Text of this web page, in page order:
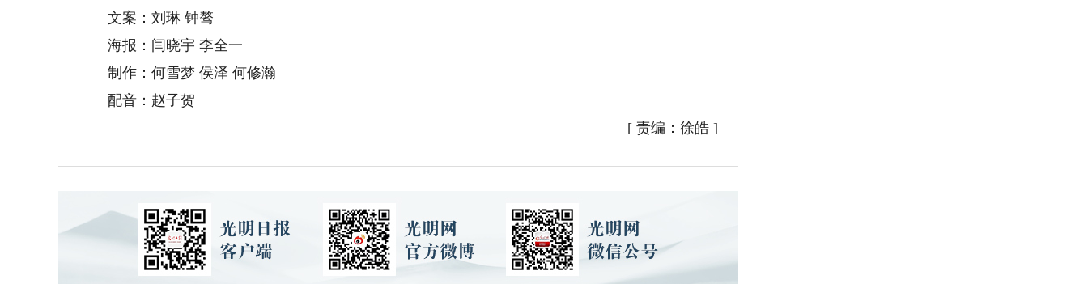
文案：刘琳 钟骜
海报：闫晓宇 李全一
制作：何雪梦 侯泽 何修瀚
配音：赵子贺
[ 责编：徐皓 ]